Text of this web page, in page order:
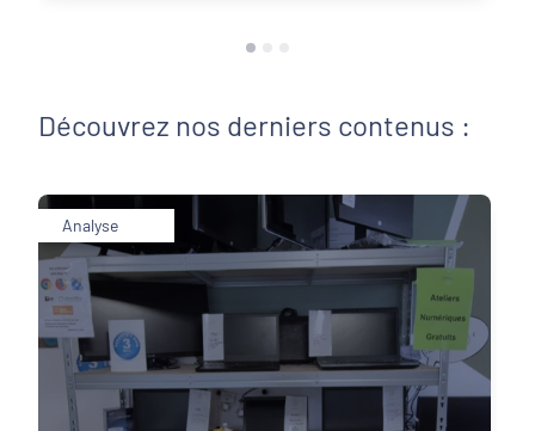
Découvrez nos derniers contenus :
Analyse